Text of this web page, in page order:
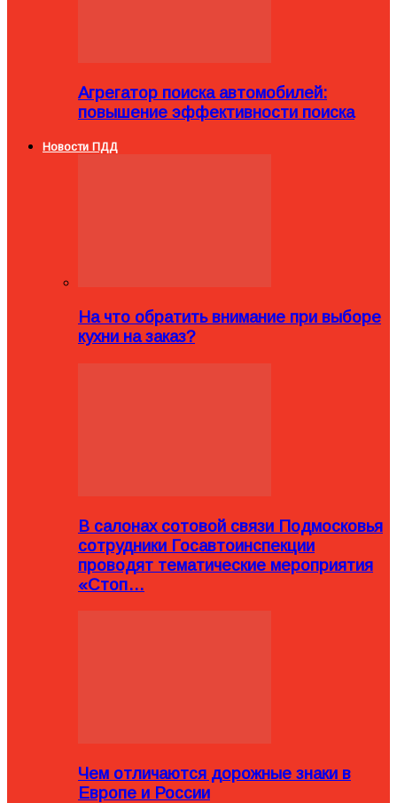
Агрегатор поиска автомобилей:
повышение эффективности поиска
Новости ПДД
На что обратить внимание при выборе
кухни на заказ?
В салонах сотовой связи Подмосковья
сотрудники Госавтоинспекции
проводят тематические мероприятия
«Стоп…
Чем отличаются дорожные знаки в
Европе и России